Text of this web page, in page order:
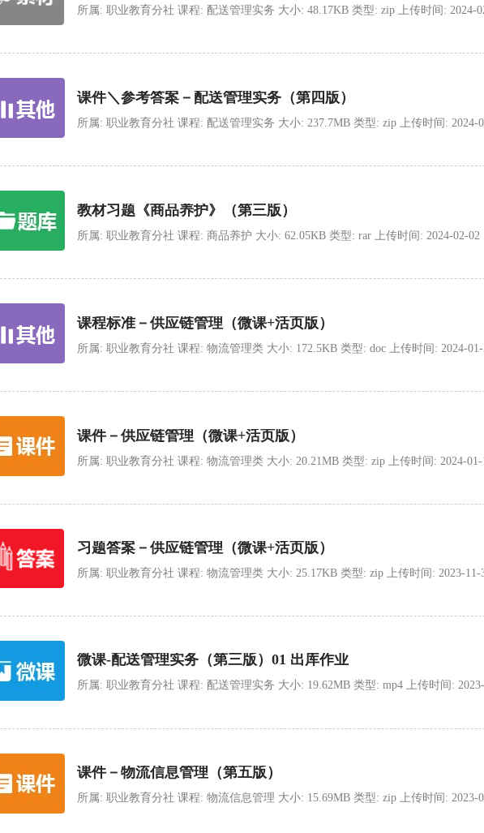
所属: 职业教育分社 课程: 配送管理实务 大小: 48.17KB 类型: zip 上传时间: 2024-
课件＼参考答案－配送管理实务（第四版）
所属: 职业教育分社 课程: 配送管理实务 大小: 237.7MB 类型: zip 上传时间: 2024-
教材习题《商品养护》（第三版）
所属: 职业教育分社 课程: 商品养护 大小: 62.05KB 类型: rar 上传时间: 2024-02-02
课程标准－供应链管理（微课+活页版）
所属: 职业教育分社 课程: 物流管理类 大小: 172.5KB 类型: doc 上传时间: 2024-01-
课件－供应链管理（微课+活页版）
所属: 职业教育分社 课程: 物流管理类 大小: 20.21MB 类型: zip 上传时间: 2024-01-
习题答案－供应链管理（微课+活页版）
所属: 职业教育分社 课程: 物流管理类 大小: 25.17KB 类型: zip 上传时间: 2023-11-
微课-配送管理实务（第三版）01 出库作业
所属: 职业教育分社 课程: 配送管理实务 大小: 19.62MB 类型: mp4 上传时间: 2023-
课件－物流信息管理（第五版）
所属: 职业教育分社 课程: 物流信息管理 大小: 15.69MB 类型: zip 上传时间: 2023-